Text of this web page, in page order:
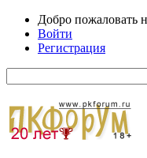
Добро пожаловать
Войти
Регистрация